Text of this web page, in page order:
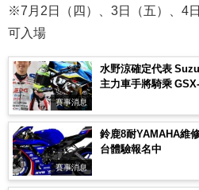
※7月2日（四）、3日（五）、4
可入場
賽事消息
水野涼確定代表
主力車手將騎乘
賽事消息
鈴鹿8耐YAMAHA維
台體驗報名中